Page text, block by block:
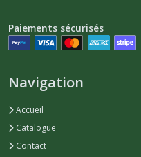
Paiements sécurisés
Navigation
Accueil
Catalogue
Contact